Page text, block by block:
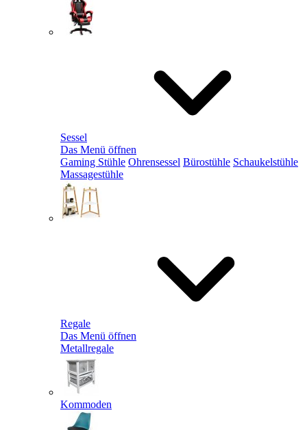
Sessel
Das Menü öffnen
Gaming Stühle Ohrensessel Bürostühle Schaukelstühle
Massagestühle
Regale
Das Menü öffnen
Metallregale
Kommoden